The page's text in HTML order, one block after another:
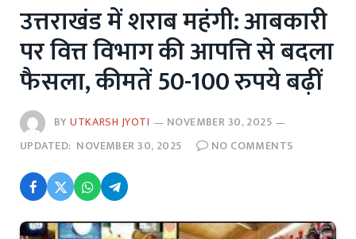
उत्तराखंड में शराब महंगी: आबकारी
पर वित्त विभाग की आपत्ति से बदला
फैसला, कीमतें 50-100 रुपये बढ़ीं
BYUTKARSH JYOTI
NOVEMBER 30, 2025
UPDATED: NOVEMBER 30, 2025 NO COMMENTS